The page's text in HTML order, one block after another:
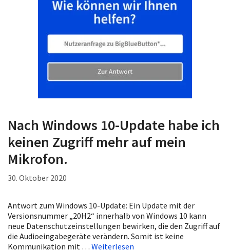
Nach Windows 10-Update habe ich
keinen Zugriff mehr auf mein
Mikrofon.
30. Oktober 2020
Antwort zum Windows 10-Update: Ein Update mit der
Versionsnummer „20H2“ innerhalb von Windows 10 kann
neue Datenschutzeinstellungen bewirken, die den Zugriff auf
die Audioeingabegeräte verändern. Somit ist keine
Kommunikation mit … Weiterlesen